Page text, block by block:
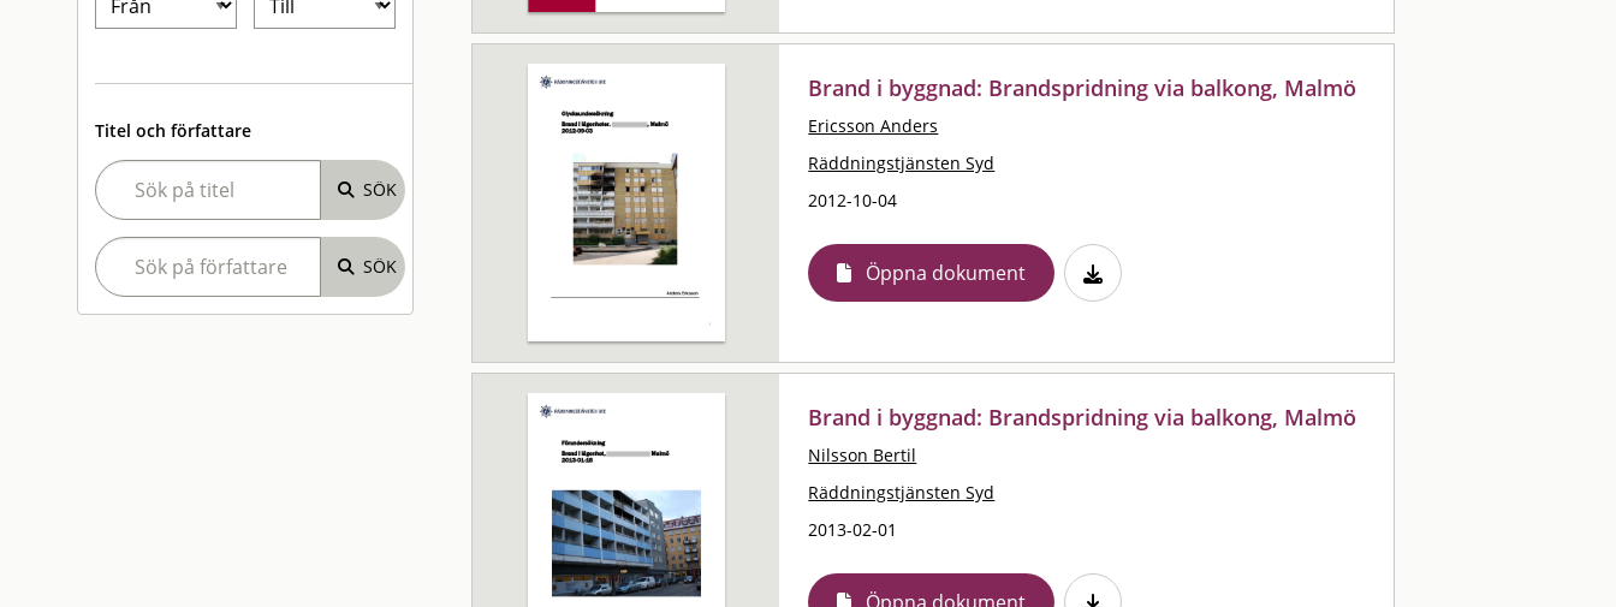
Titel och författare
Brand i byggnad: Brandspridning via balkong, Malmö
Ericsson Anders
Räddningstjänsten Syd
2012-10-04
Öppna dokument
Brand i byggnad: Brandspridning via balkong, Malmö
Nilsson Bertil
Räddningstjänsten Syd
2013-02-01
Öppna dokument